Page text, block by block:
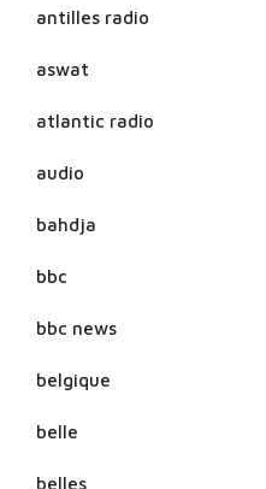
antilles radio
aswat
atlantic radio
audio
bahdja
bbc
bbc news
belgique
belle
belles